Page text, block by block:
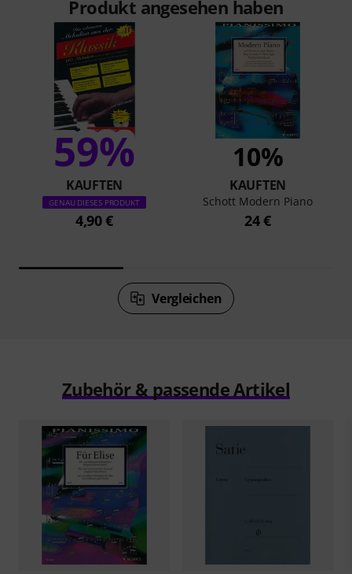
Produkt angesehen haben
59%
KAUFTEN
GENAU DIESES PRODUKT
4,90 €
10%
KAUFTEN
Schott Modern Piano
24 €
Vergleichen
Zubehör & passende Artikel